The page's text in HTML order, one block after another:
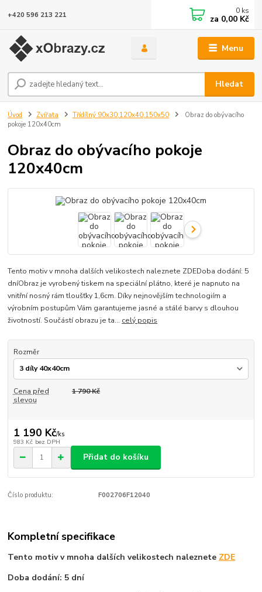
Menu
Hledat
+420 596 213 221 0 ks
za 0,00 Kč
Úvod Zvířata Třídílný 90x30,120x40,150x50
Obraz do obývacího
pokoje 120x40cm
Obraz do obývacího pokoje
120x40cm
Tento motiv v mnoha dalších velikostech naleznete ZDEDoba dodání: 5
dníObraz je vyrobený tiskem na speciální plátno, které je napnuto na
vnitřní nosný rám tloušťky 1,6cm. Díky nejnovějším technologiím a
výrobním postupům Vám garantujeme jasné a stálé barvy s dlouhou
životností. Součástí obrazu je ta... celý popis
Rozměr
Cena před
slevou
1 790 Kč
1 190 Kč/ks
983 Kč bez DPH
Přidat do košíku
Číslo produktu: F002706F12040
Kompletní specifikace
Tento motiv v mnoha dalších velikostech naleznete ZDE
Doba dodání: 5 dní